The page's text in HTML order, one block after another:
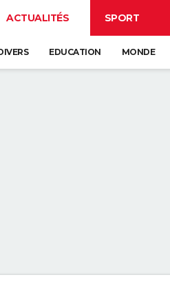
ACTUALITÉS SPORT
EDUCATION MONDE